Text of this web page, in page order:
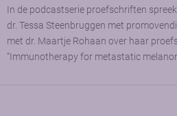
In de podcastserie proefschriften
dr. Tessa Steenbruggen met
met dr. Maartje Rohaan over haar
“Immunotherapy for metastatic